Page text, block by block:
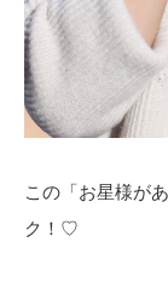
この「お星様が
ク！♡